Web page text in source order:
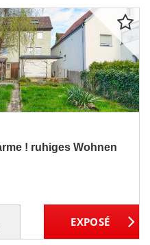
! ruhiges Wohnen